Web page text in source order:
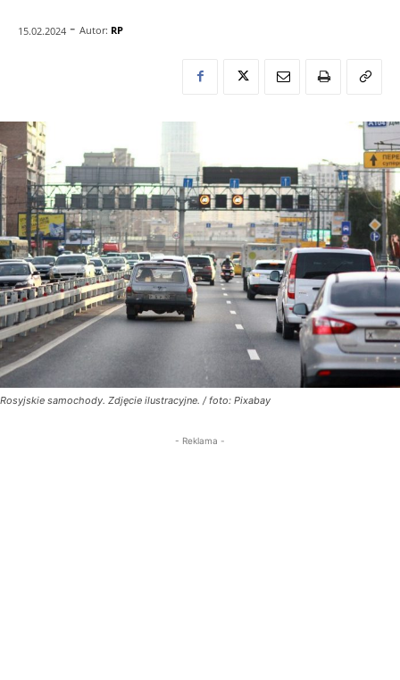
15.02.2024 - Autor: RP
Rosyjskie samochody. Zdjęcie ilustracyjne. / foto: Pixabay
- Reklama -